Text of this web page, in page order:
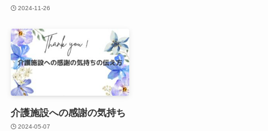
2024-11-26
介護施設への感謝の気持ち
2024-05-07